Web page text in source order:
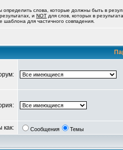
определить слова, которые должны быть в
и NOT для слов, которых в
шаблона для частичного совпадения.
как: Сообщения Темы